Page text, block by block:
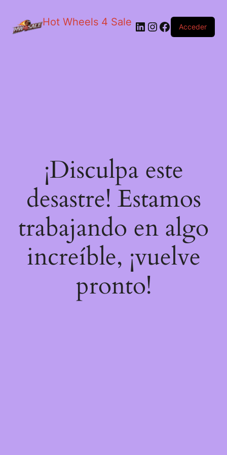
Hot Wheels 4 Sale LinkedIn
Instagram
Facebook
Acceder
¡Disculpa este
desastre! Estamos
trabajando en algo
increíble, ¡vuelve
pronto!